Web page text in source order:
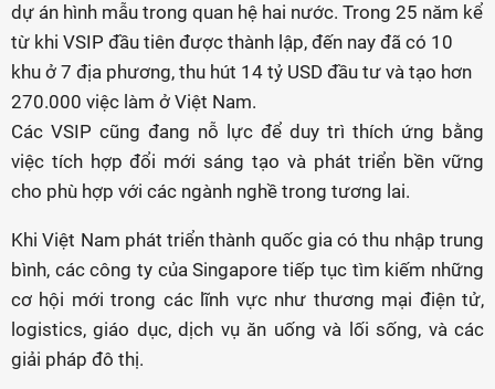
dự án hình mẫu trong quan hệ hai nước. Trong 25 năm kể
từ khi VSIP đầu tiên được thành lập, đến nay đã có 10
khu ở 7 địa phương, thu hút 14 tỷ USD đầu tư và tạo hơn
270.000 việc làm ở Việt Nam.
Các VSIP cũng đang nỗ lực để duy trì thích ứng bằng
việc tích hợp đổi mới sáng tạo và phát triển bền vững
cho phù hợp với các ngành nghề trong tương lai.
Khi Việt Nam phát triển thành quốc gia có thu nhập trung
bình, các công ty của Singapore tiếp tục tìm kiếm những
cơ hội mới trong các lĩnh vực như thương mại điện tử,
logistics, giáo dục, dịch vụ ăn uống và lối sống, và các
giải pháp đô thị.